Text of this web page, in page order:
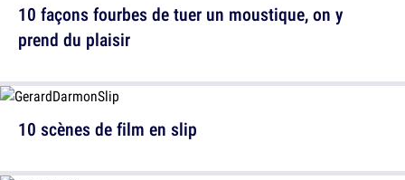
10 façons fourbes de tuer un moustique, on y
prend du plaisir
10 scènes de film en slip